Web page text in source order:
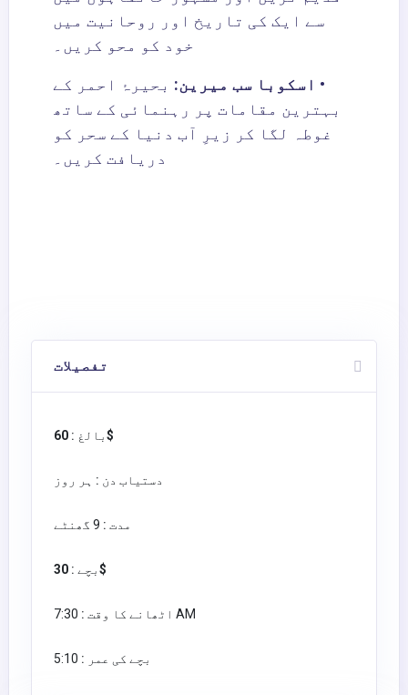
سے ایک کی تاریخ اور روحانیت میں
خود کو محو کریں۔
• اسکوبا سب میرین: بحیرۂ احمر کے
بہترین مقامات پر رہنمائی کے ساتھ
غوطہ لگا کر زیرِ آب دنیا کے سحر کو
دریافت کریں۔
تفصیلات
بالغ :60$
دستیاب دن : ہر روز
مدت :
بچے :30$
اٹھانے کا وقت : 7:30 AM
بچے کی عمر :